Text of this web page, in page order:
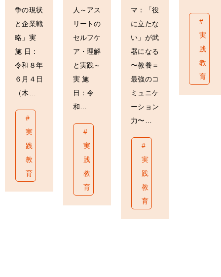
争の現状
と企業戦
略」実
施 日：
令和８年
６月４日
（木…
実
践
教
育
人～アス
リートの
セルフケ
ア・理解
と実践～
実 施
日：令
和…
実
践
教
育
マ：「役
に立たな
い」が武
器になる
〜教養＝
最強のコ
ミュニケ
ーション
力〜…
実
践
教
育
実
践
教
育